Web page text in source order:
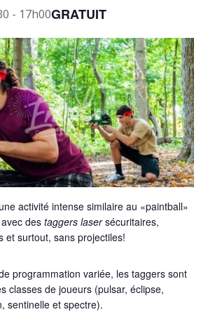
- 17h00GRATUIT
activité intense similaire au «paintball»
des taggers lasersécuritaires,
et surtout, sans projectiles!
programmation variée, les taggers sont
classes de joueurs (pulsar, éclipse,
sentinelle et spectre).